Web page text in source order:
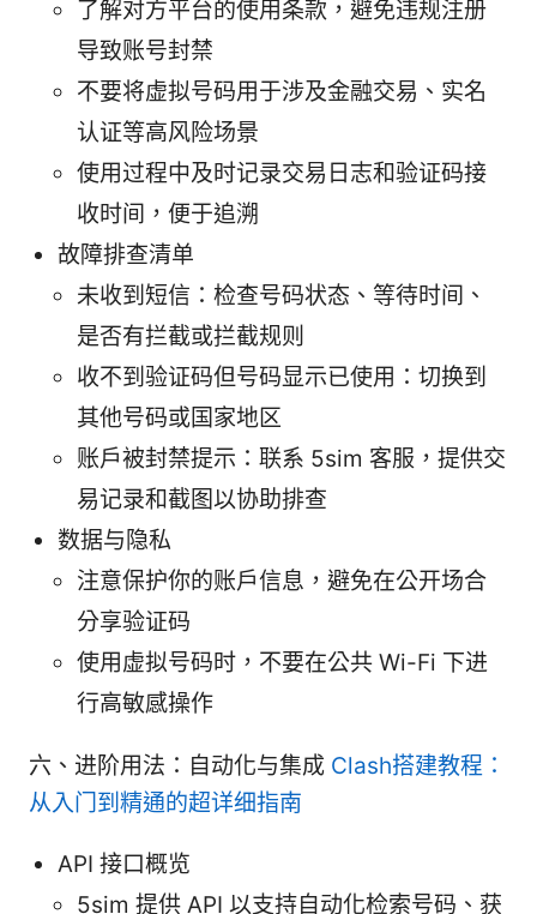
了解对方平台的使用条款，避免违规注册
导致账号封禁
不要将虚拟号码用于涉及金融交易、实名
认证等高风险场景
使用过程中及时记录交易日志和验证码接
收时间，便于追溯
故障排查清单
未收到短信：检查号码状态、等待时间、
是否有拦截或拦截规则
收不到验证码但号码显示已使用：切换到
其他号码或国家地区
账户被封禁提示：联系 5sim 客服，提供交
易记录和截图以协助排查
数据与隐私
注意保护你的账户信息，避免在公开场合
分享验证码
使用虚拟号码时，不要在公共 Wi-Fi 下进
行高敏感操作
六、进阶用法：自动化与集成 Clash搭建教程：
从入门到精通的超详细指南
API 接口概览
5sim 提供 API 以支持自动化检索号码、获